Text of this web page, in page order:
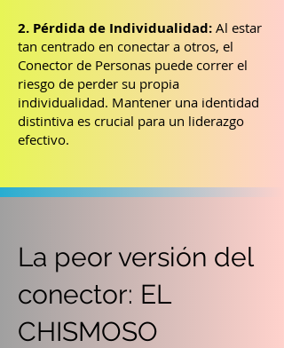
2. Pérdida de Individualidad: Al estar
tan centrado en conectar a otros, el
Conector de Personas puede correr el
riesgo de perder su propia
individualidad. Mantener una identidad
distintiva es crucial para un liderazgo
efectivo.
Ideas para motivar
e inspirar
1. Establecer Metas Claras:
La peor versión del
conector: EL
CHISMOSO